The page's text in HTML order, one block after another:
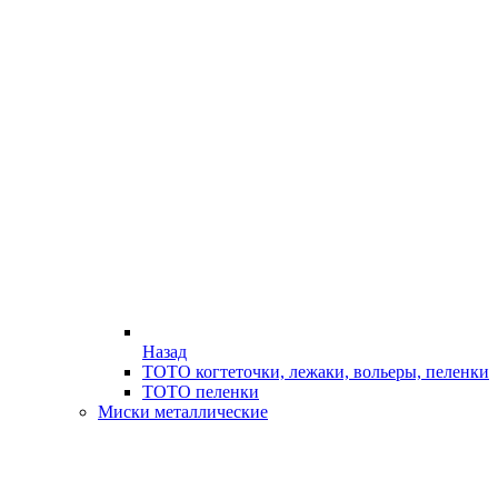
Назад
ТОТО когтеточки, лежаки, вольеры, пеленки
ТОТО пеленки
Миски металлические